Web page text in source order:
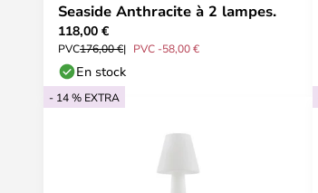
Seaside Anthracite à 2 lampes.
118,00 €
PVC176,00 € PVC -58,00 €
En stock
- 14 % EXTRA